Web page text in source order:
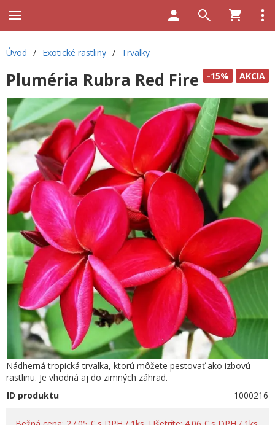
Úvod / Exotické rastliny / Trvalky
AKCIA
-15%
Pluméria Rubra Red Fire
Nádherná tropická trvalka, ktorú môžete pestovať ako izbovú
rastlinu. Je vhodná aj do zimných záhrad.
ID produktu
1000216